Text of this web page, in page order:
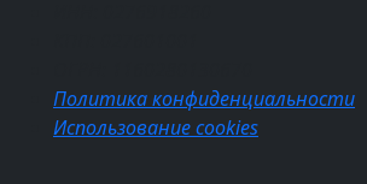
Политика конфиденциальности
Использование cookies